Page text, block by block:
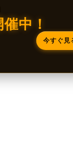
中！
今すぐ見